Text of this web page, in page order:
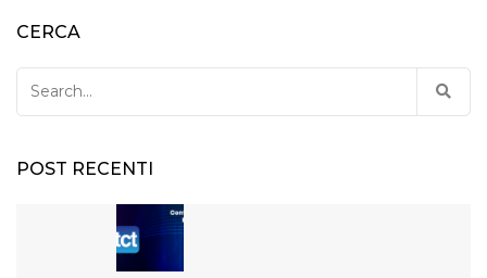
CERCA
for:
POST RECENTI